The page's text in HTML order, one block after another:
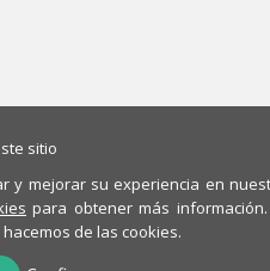
y Publicaciones.
Políticas de compra/devolución
sitio
y mejorar su experiencia en
para obtener más
de las cookies.